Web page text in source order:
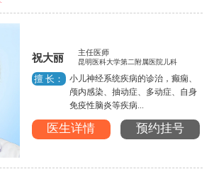
祝大丽 主任医师
昆明医科大学第二附属医院儿科
擅 长：
小儿神经系统疾病的诊治，癫痫、
颅内感染、抽动症、多动症、自身
免疫性脑炎等疾病...
医生详情 预约挂号